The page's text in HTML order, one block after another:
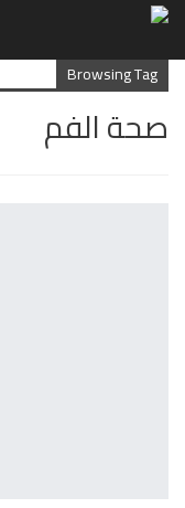
Browsing Tag
صحة الفم